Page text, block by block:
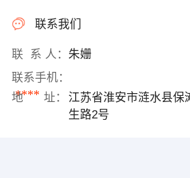
联系我们
联 系 人： 朱姗
联系手机：
****
地 址：
江苏省淮安市涟水县保
生路2号